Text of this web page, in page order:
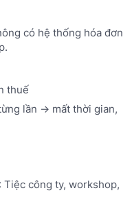
có hệ thống hóa đơn
thuế
lần -> mất thời gian,
Tiệc công ty, workshop,